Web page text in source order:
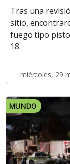
Tras una
sitio,
fuego tipo
18.
miércoles, 29
MUNDO